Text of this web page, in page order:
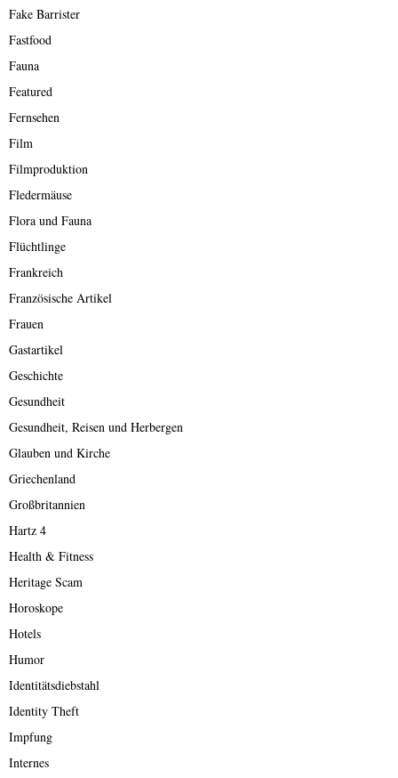
Fake Barrister
Fastfood
Fauna
Featured
Fernsehen
Film
Filmproduktion
Fledermäuse
Flora und Fauna
Flüchtlinge
Frankreich
Französische Artikel
Frauen
Gastartikel
Geschichte
Gesundheit
Gesundheit, Reisen und Herbergen
Glauben und Kirche
Griechenland
Großbritannien
Hartz 4
Health & Fitness
Heritage Scam
Horoskope
Hotels
Humor
Identitätsdiebstahl
Identity Theft
Impfung
Internes